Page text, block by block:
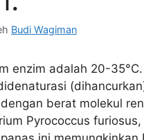
Budi Wagiman
enzim adalah 20-
dengan berat molekul
Pyrococcus